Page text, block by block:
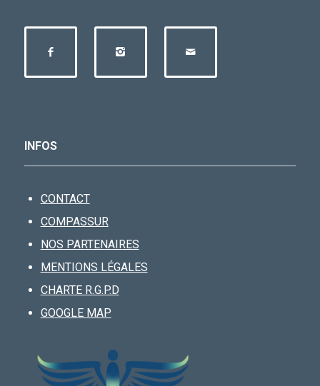
INFOS
CONTACT
COMPASSUR
NOS PARTENAIRES
MENTIONS LÉGALES
CHARTE R.G.P.D
GOOGLE MAP